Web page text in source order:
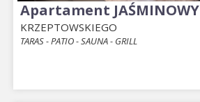
Apartament JAŚMINOWY
KRZEPTOWSKIEGO
TARAS - PATIO - SAUNA - GRILL